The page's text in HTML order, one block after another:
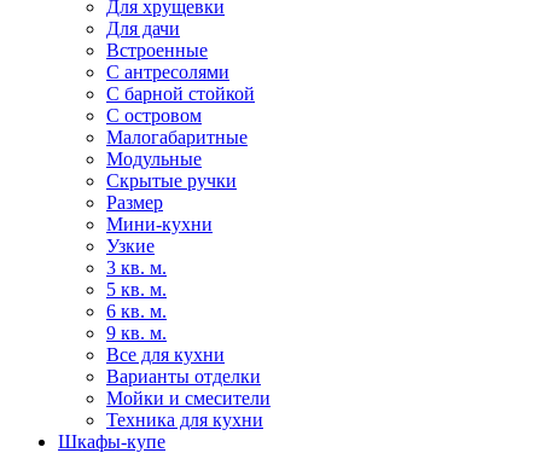
Для хрущевки
Для дачи
Встроенные
С антресолями
С барной стойкой
С островом
Малогабаритные
Модульные
Скрытые ручки
Размер
Мини-кухни
Узкие
3 кв. м.
5 кв. м.
6 кв. м.
9 кв. м.
Все для кухни
Варианты отделки
Мойки и смесители
Техника для кухни
Шкафы-купе